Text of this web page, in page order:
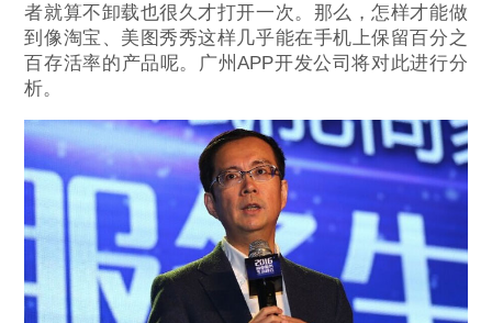
者就算不卸载也很久才打开一次。那么，怎样才能做
到像淘宝、美图秀秀这样几乎能在手机上保留百分之
百存活率的产品呢。广州APP开发公司将对此进行分
析。